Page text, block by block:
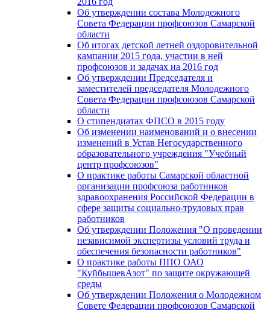
Об утверждении состава Молодежного
Совета Федерации профсоюзов Самарской
области
Об итогах детской летней оздоровительной
кампании 2015 года, участии в ней
профсоюзов и задачах на 2016 год
Об утверждении Председателя и
заместителей председателя Молодежного
Совета Федерации профсоюзов Самарской
области
О стипендиатах ФПСО в 2015 году
Об изменении наименований и о внесении
изменений в Устав Негосударственного
образовательного учреждения "Учебный
центр профсоюзов"
О практике работы Самарской областной
организации профсоюза работников
здравоохранения Российской Федерации в
сфере защиты социально-трудовых прав
работников
Об утверждении Положения "О проведении
независимой экспертизы условий труда и
обеспечения безопасности работников"
О практике работы ППО ОАО
"КуйбышевАзот" по защите окружающей
среды
Об утверждении Положения о Молодежном
Совете Федерации профсоюзов Самарской